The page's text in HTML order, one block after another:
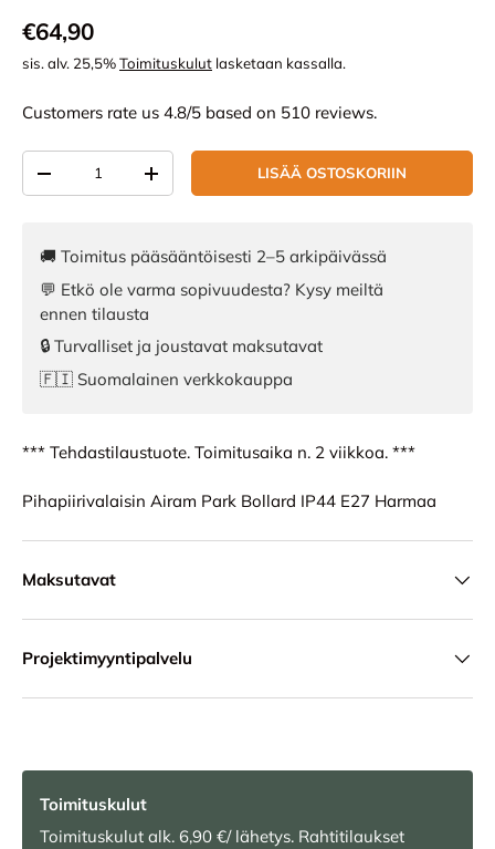
Normaali hinta
€64,90
sis. alv. 25,5%Toimituskulut lasketaan kassalla.
Customers rate us 4.8/5 based on 510 reviews.
VÄHENNÄ MÄÄRÄÄLISÄÄ MÄÄRÄÄLISÄÄ OSTOSKORIIN
🚚 Toimitus pääsääntöisesti 2–5 arkipäivässä
💬 Etkö ole varma sopivuudesta? Kysy meiltä
ennen tilausta
🔒 Turvalliset ja joustavat maksutavat
🇫🇮 Suomalainen verkkokauppa
*** Tehdastilaustuote. Toimitusaika n. 2 viikkoa. ***
Pihapiirivalaisin Airam Park Bollard IP44 E27 Harmaa
Maksutavat
Projektimyyntipalvelu
Toimituskulut
Toimituskulut alk. 6,90 €/ lähetys. Rahtitilaukset